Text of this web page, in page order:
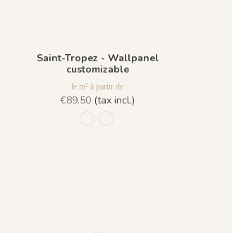
Saint-Tropez - Wallpanel
customizable
le m² à partir de
€89.50 (tax incl.)